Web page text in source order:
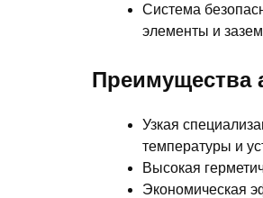
Система
элементы и
Преимущества
Узкая
температуры и
Высокая
Экономическая